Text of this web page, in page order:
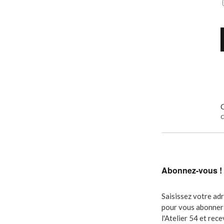
Abonnez-vous !
Saisissez votre
pour vous
l'Atelier 54 et